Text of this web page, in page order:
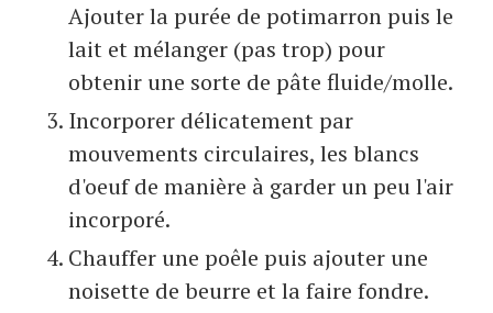
Ajouter la purée de potimarron puis le
lait et mélanger (pas trop) pour
obtenir une sorte de pâte fluide/molle.
Incorporer délicatement par
mouvements circulaires, les blancs
d'oeuf de manière à garder un peu l'air
incorporé.
Chauffer une poêle puis ajouter une
noisette de beurre et la faire fondre.